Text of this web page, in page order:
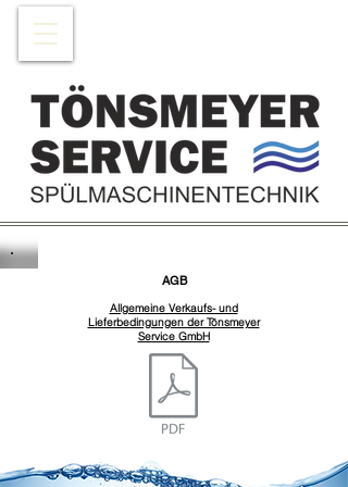
AGB
Allgemeine Verkaufs- und
Lieferbedingungen der Tönsmeyer
Service GmbH